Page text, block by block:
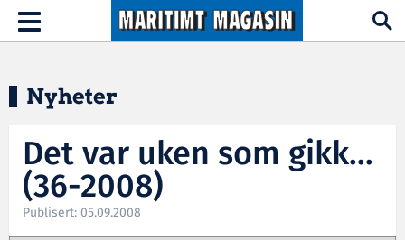
Hopp til hovedinnhold
Toggle
navigation
Nyheter
Det var uken som gikk...
(36-2008)
Publisert: 05.09.2008